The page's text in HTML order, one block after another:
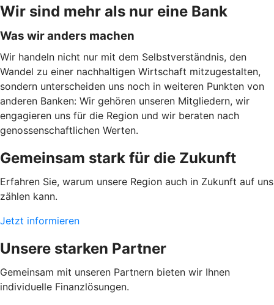
Wir sind mehr als nur eine Bank
Was wir anders machen
Wir handeln nicht nur mit dem Selbstverständnis, den
Wandel zu einer nachhaltigen Wirtschaft mitzugestalten,
sondern unterscheiden uns noch in weiteren Punkten von
anderen Banken: Wir gehören unseren Mitgliedern, wir
engagieren uns für die Region und wir beraten nach
genossenschaftlichen Werten.
Gemeinsam stark für die Zukunft
Erfahren Sie, warum unsere Region auch in Zukunft auf uns
zählen kann.
Jetzt informieren
Unsere starken Partner
Gemeinsam mit unseren Partnern bieten wir Ihnen
individuelle Finanzlösungen.